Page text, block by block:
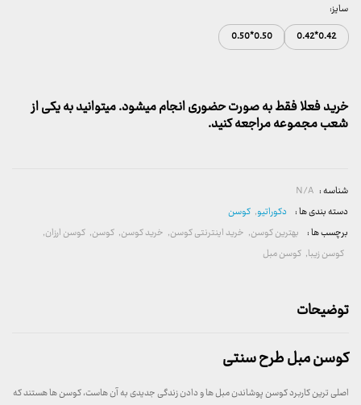
سایز:
0.42*0.42
0.50*0.50
خرید فعلا فقط به صورت حضوری انجام میشود. میتوانید به یکی از
شعب مجموعه مراجعه کنید.
شناسه : N/A
دسته بندی ها : دکوراتیو, کوسن
برچسب ها : بهترین کوسن, خرید اینترنتی کوسن, خرید کوسن, کوسن, کوسن ارزان,
کوسن زیبا, کوسن مبل
توضیحات
کوسن مبل طرح سنتی
اصلی ترین کاربرد کوسن پوشاندن مبل ها و دادن زندگی جدیدی به آن هاست، کوسن ها هستند که